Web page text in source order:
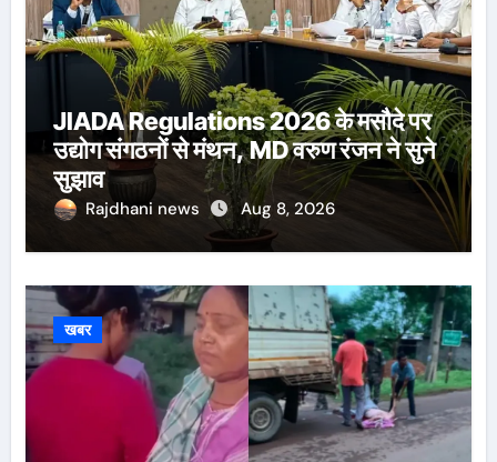
JIADA Regulations 2026 के मसौदे पर
उद्योग संगठनों से मंथन, MD वरुण रंजन ने सुने
सुझाव
Rajdhani news Aug 8, 2026
खबर